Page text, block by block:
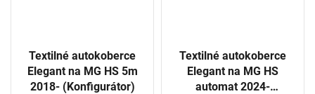
Textilné autokoberce
Elegant na MG HS 5m
2018- (Konfigurátor)
Textilné autokoberce
Elegant na MG HS
automat 2024-